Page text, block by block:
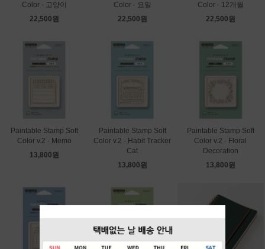
Color - 고양이
22,500원
Color - 요일
22,500원
Color - 12개월
22,500원
Paintable Stamp Soft
Color v.2 - Memo
13,800원
Paintable Stamp Soft
Color v.2 - Habit Tracker
Cat
13,800원
Paintable Stamp Soft
Color v.2 - Floral
Decoration
13,800원